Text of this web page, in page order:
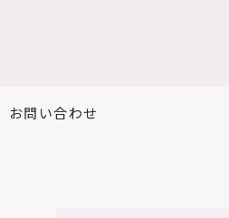
お問い合わせ